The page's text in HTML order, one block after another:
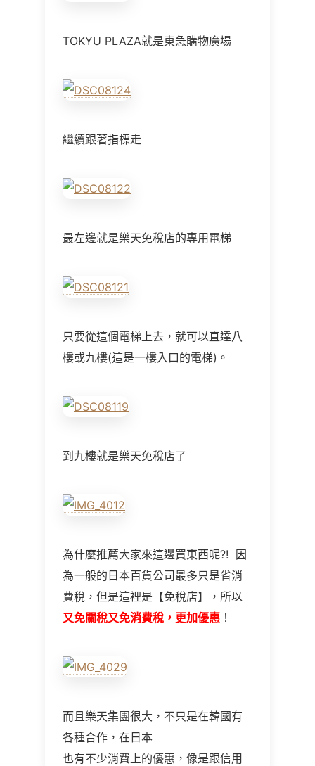
TOKYU PLAZA就是東急購物廣場
繼續跟著指標走
最左邊就是樂天免稅店的專用電梯
只要從這個電梯上去，就可以直達八
樓或九樓(這是一樓入口的電梯)。
到九樓就是樂天免稅店了
為什麼推薦大家來這邊買東西呢?! 因
為一般的日本百貨公司最多只是省消
費稅，但是這裡是【免稅店】，所以
又免關稅又免消費稅，更加優惠 ！
而且樂天集團很大，不只是在韓國有
各種合作，在日本
也有不少消費上的優惠，像是跟信用